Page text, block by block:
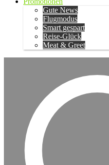
Gute News
Flugmodus
Smart gespart
Reise-Glück
Meat & Greet